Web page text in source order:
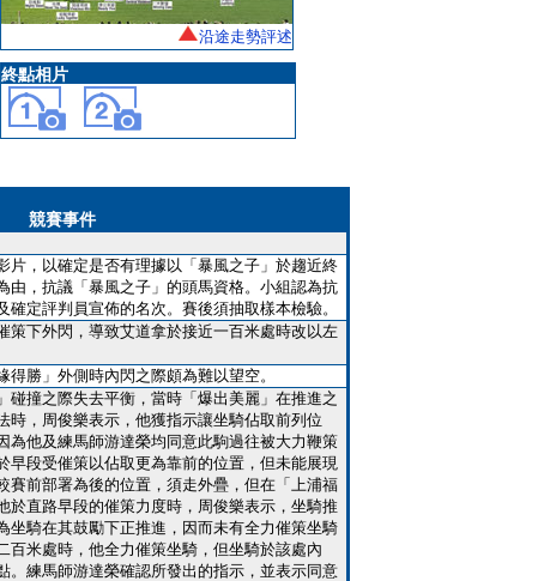
沿途走勢評述
終點相片
競賽事件
片，以確定是否有理據以「暴風之子」於趨近終
由，抗議「暴風之子」的頭馬資格。小組認為抗
定評判員宣佈的名次。賽後須抽取樣本檢驗。
策下外閃，導致艾道拿於接近一百米處時改以左
勝」外側時內閃之際頗為難以望空。
碰撞之際失去平衡，當時「爆出美麗」在推進之
時，周俊樂表示，他獲指示讓坐騎佔取前列位
為他及練馬師游達榮均同意此駒過往被大力鞭策
早段受催策以佔取更為靠前的位置，但未能展現
賽前部署為後的位置，須走外疊，但在「上浦福
於直路早段的催策力度時，周俊樂表示，坐騎推
坐騎在其鼓勵下正推進，因而未有全力催策坐騎
百米處時，他全力催策坐騎，但坐騎於該處內
。練馬師游達榮確認所發出的指示，並表示同意